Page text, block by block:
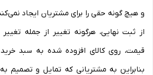
و هیچ گونه حقی را برای مشتریان ایجاد
از ثبت نهایی، هرگونه تغییر از جمله
قیمت، روی کالای افزوده شده به سبد
بنابراین به مشتریانی که تمایل و تصمیم